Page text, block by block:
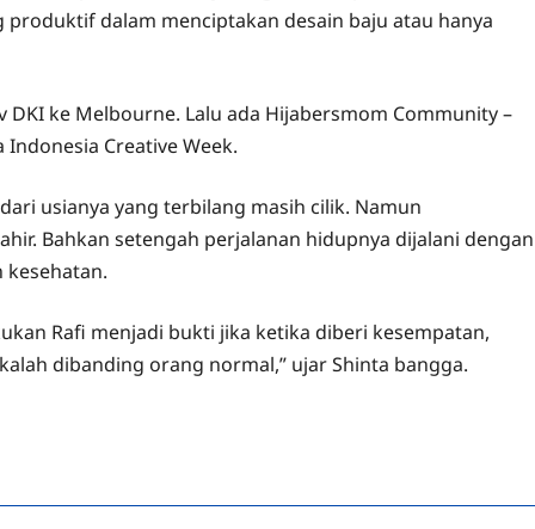
produktif dalam menciptakan desain baju atau hanya
ke Melbourne. Lalu ada Hijabersmom Community –
Creative Week.
usianya yang terbilang masih cilik. Namun
Bahkan setengah perjalanan hidupnya dijalani dengan
Rafi menjadi bukti jika ketika diberi kesempatan,
dibanding orang normal,” ujar Shinta bangga.